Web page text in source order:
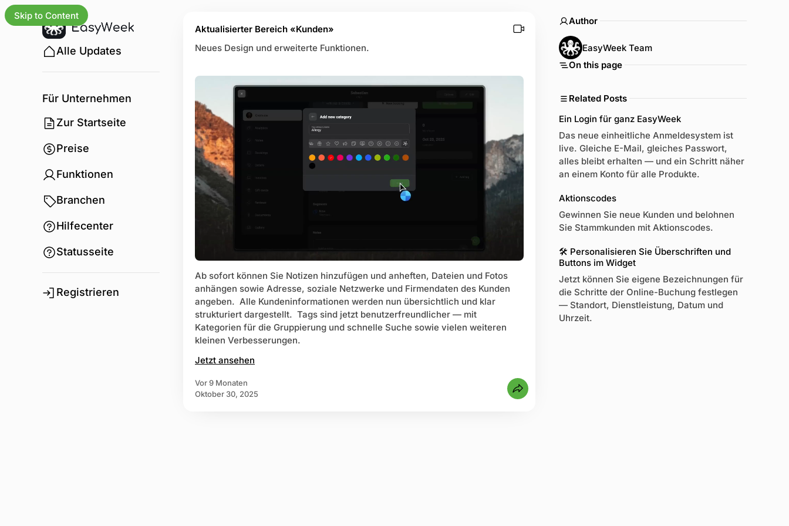
Skip to Content
Alle Updates
Für Unternehmen
Zur Startseite
Preise
Funktionen
Branchen
Hilfecenter
Statusseite
Registrieren
Aktualisierter Bereich «Kunden»
Neues Design und erweiterte Funktionen.
Ab sofort können Sie Notizen hinzufügen und anheften, Dateien und Fotos
anhängen sowie Adresse, soziale Netzwerke und Firmendaten des Kunden
angeben. Alle Kundeninformationen werden nun übersichtlich und klar
strukturiert dargestellt. Tags sind jetzt benutzerfreundlicher — mit
Kategorien für die Gruppierung und schnelle Suche sowie vielen weiteren
kleinen Verbesserungen.
Jetzt ansehen
vor 9 Monaten
Oktober 30, 2025
Author
EasyWeek Team
On this page
Related Posts
Ein Login für ganz EasyWeek
Das neue einheitliche Anmeldesystem ist
live. Gleiche E-Mail, gleiches Passwort,
alles bleibt erhalten — und ein Schritt näher
an einem Konto für alle Produkte.
Aktionscodes
Gewinnen Sie neue Kunden und belohnen
Sie Stammkunden mit Aktionscodes.
🛠 Personalisieren Sie Überschriften und
Buttons im Widget
Jetzt können Sie eigene Bezeichnungen für
die Schritte der Online-Buchung festlegen
— Standort, Dienstleistung, Datum und
Uhrzeit.